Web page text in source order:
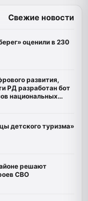
Свежие новости
оценили в 230
развития,
РД разработан бот
национальных
детского туризма»
решают
СВО